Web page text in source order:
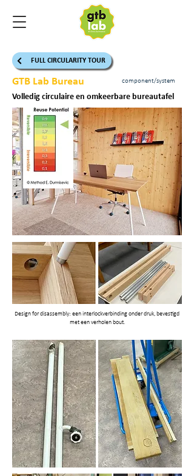
FULL CIRCULARITY TOUR
GTB Lab Bureau component/system
Volledig circulaire en omkeerbare bureautafel
Design for disassembly: een interlockverbinding onder druk, bevestigd
met een verholen bout.